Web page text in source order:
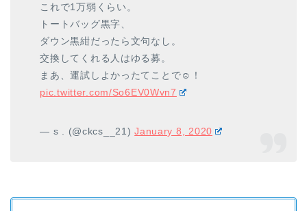
これで1万弱くらい。
トートバッグ黒字、
ダウン黒紺だったら文句なし。
交換してくれる人はゆる募。
まあ、運試しよかったてことで☺️！
pic.twitter.com/So6EV0Wvn7
— s . (@ckcs__21)January 8, 2020